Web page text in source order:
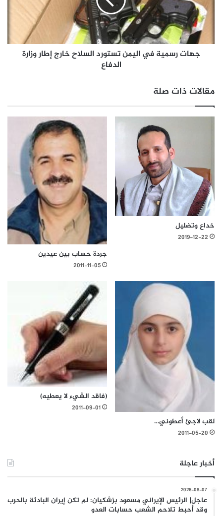
جهات رسمية في اليمن تستورد السلاح خارج إطار وزارة
الدفاع
مقالات ذات صلة
خداع وتضليل
2019-12-22
جردة حساب بين عيدين
2011-11-05
لقب لاجئ أعطوني…
2011-05-20
(فاقد الشيء لا يعطيه)
2011-09-01
أخبار عاجلة
2026-08-07
عاجل| الرئيس الإيراني مسعود بزشكيان: لم تكن إيران البادئة بالحرب
وقد أحبط تلاحم الشعب حسابات العدو